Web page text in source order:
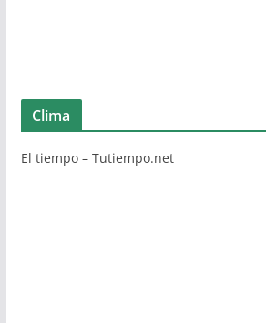
Clima
El tiempo – Tutiempo.net